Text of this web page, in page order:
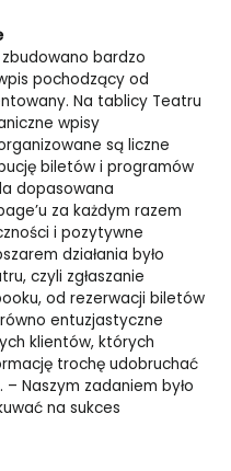
zbudowano bardzo
pochodzący od
Na tablicy Teatru
wpisy
są liczne
biletów i programów
dopasowana
za każdym razem
i pozytywne
działania było
czyli zgłaszanie
od rezerwacji biletów
entuzjastyczne
klientów, których
trochę udobruchać
Naszym zadaniem było
na sukces